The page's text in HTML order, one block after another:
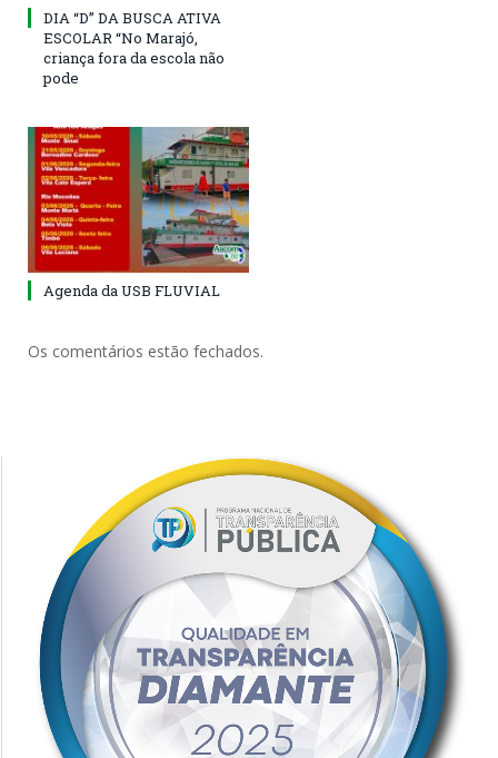
DIA “D” DA BUSCA ATIVA
ESCOLAR “No Marajó,
criança fora da escola não
pode
Agenda da USB FLUVIAL
Os comentários estão fechados.